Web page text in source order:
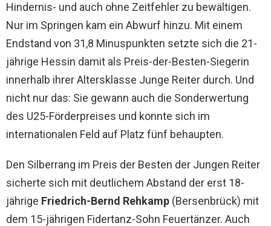
Hindernis- und auch ohne Zeitfehler zu bewältigen.
Nur im Springen kam ein Abwurf hinzu. Mit einem
Endstand von 31,8 Minuspunkten setzte sich die 21-
jährige Hessin damit als Preis-der-Besten-Siegerin
innerhalb ihrer Altersklasse Junge Reiter durch. Und
nicht nur das: Sie gewann auch die Sonderwertung
des U25-Förderpreises und konnte sich im
internationalen Feld auf Platz fünf behaupten.
Den Silberrang im Preis der Besten der Jungen Reiter
sicherte sich mit deutlichem Abstand der erst 18-
jährige Friedrich-Bernd Rehkamp (Bersenbrück) mit
dem 15-jährigen Fidertanz-Sohn Feuertänzer. Auch